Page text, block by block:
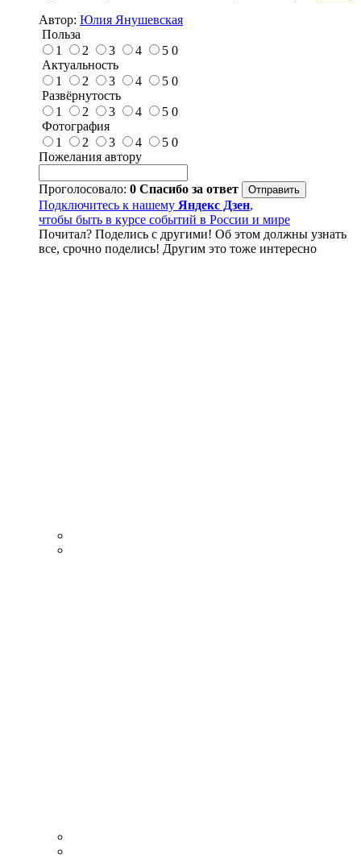
Автор: Юлия Янушевская
Польза
1
2 3 4 5 0
Актуальность
1
2 3 4 5 0
Развёрнутость
1
2 3 4 5 0
Фотография
1
2 3 4 5 0
Пожелания автору
Проголосовало: 0 Спасибо за ответ
Подключитесь к нашему Яндекс Дзен,
чтобы быть в курсе событий в России и мире
Почитал? Поделись с другими! Об этом должны узнать
все, срочно поделись! Другим это тоже интересно